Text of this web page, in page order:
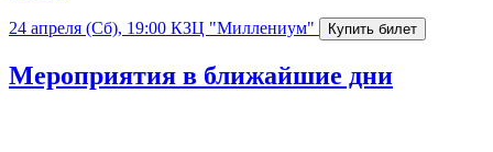
24 апреля (Сб), 19:00 КЗЦ "Миллениум"
Мероприятия в ближайшие дни